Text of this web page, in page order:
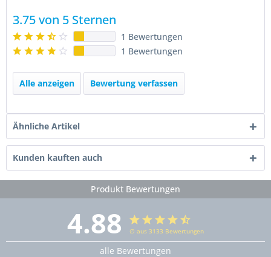
3.75 von 5 Sternen
1 Bewertungen
1 Bewertungen
Alle anzeigen Bewertung verfassen
Ähnliche Artikel
Kunden kauften auch
Produkt Bewertungen
4.88 ∅ aus 3133 Bewertungen
alle Bewertungen